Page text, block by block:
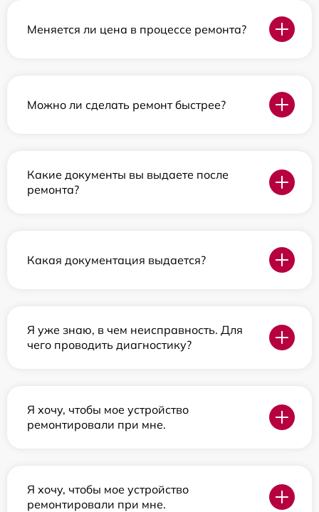
Меняется ли цена в процессе ремонта?
Можно ли сделать ремонт быстрее?
Какие документы вы выдаете после
ремонта?
Какая документация выдается?
Я уже знаю, в чем неисправность. Для
чего проводить диагностику?
Я хочу, чтобы мое устройство
ремонтировали при мне.
Я хочу, чтобы мое устройство
ремонтировали при мне.